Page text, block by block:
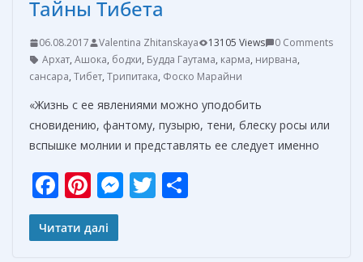
Тайны Тибета
06.08.2017 Valentina Zhitanskaya 13105 Views
0 Comments
Архат, Ашока, бодхи, Будда Гаутама, карма, нирвана,
сансара, Тибет, Трипитака, Фоско Марайни
«Жизнь с ее явлениями можно уподобить
сновидению, фантому, пузырю, тени, блеску росы или
вспышке молнии и представлять ее следует именно
F
ac
e
Pi
nt
er
M T
Читати далі